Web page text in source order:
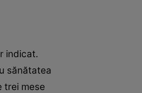
indicat.
sănătatea
trei mese